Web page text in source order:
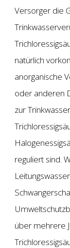
Versorger die
natürlich
anorganische
oder anderen
zur
reguliert sind.
über mehrere